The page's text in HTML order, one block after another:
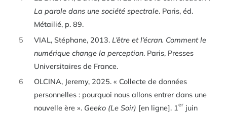
La parole dans une société spectrale. Paris, éd.
Métailié, p. 89.
5
VIAL, Stéphane, 2013. L’être et l’écran. Comment le
numérique change la perception. Paris, Presses
Universitaires de France.
6
OLCINA, Jeremy, 2025. « Collecte de données
personnelles : pourquoi nous allons entrer dans une
nouvelle ère ». Geeko (Le Soir) [en ligne]. 1er juin